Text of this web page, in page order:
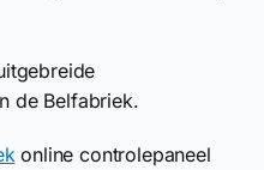
de Belfabriek.
online controlepaneel